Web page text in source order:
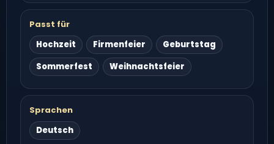
Passt für
Hochzeit
Firmenfeier
Geburtstag
Sommerfest
Weihnachtsfeier
Sprachen
Deutsch